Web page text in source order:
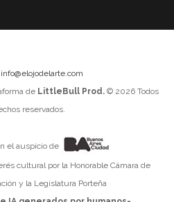
info@elojodelarte.com
de LittleBull Prod.© 2026 Todos
reservados.
el auspicio de
cultural por la Honorable Cámara de
y la Legislatura Porteña